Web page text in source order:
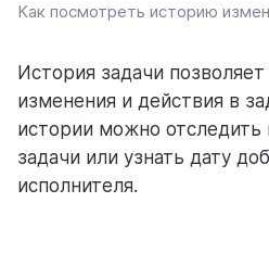
Начало работы
Рабочие пространства
Задачи
Общее
Как посмотреть историю
История задачи
изменения и действия в
истории можно отследить
задачи или узнать дату
исполнителя.